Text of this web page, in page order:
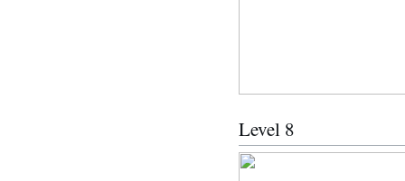
Level 8